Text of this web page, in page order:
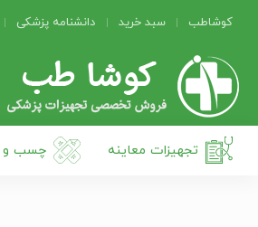
کوشاطب سبد خرید دانشنامه پزشکی
تجهیزات معاینه چسب و